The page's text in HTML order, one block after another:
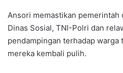
Ansori memastikan pemerintah
Dinas Sosial, TNI-Polri dan
pendampingan terhadap
mereka kembali pulih.